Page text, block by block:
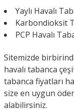
Yaylı Havalı
Karbondioksit
PCP Havalı
Sitemizde
havalı tabanca
tabanca fiyatları
size en uygun
alabilirsiniz.